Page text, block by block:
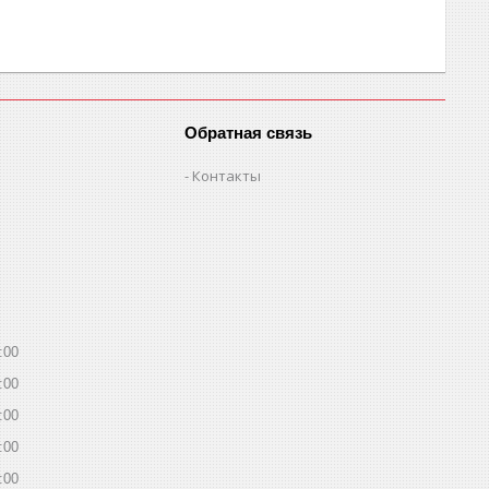
Обратная связь
Контакты